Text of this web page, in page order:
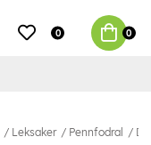
0 0
Leksaker Pennfodral